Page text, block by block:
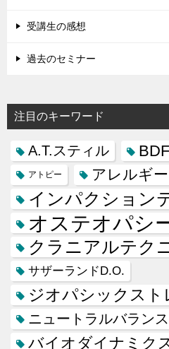
受講生の感想
過去のセミナー
注目のキーワード
A.T.スティル
アトピー アレルギー
インパクション
オステオパシ
クラニアルテク
サザーランドD.O.
ジオパシックスト
ニュートラルバラン
バイオダイナミク